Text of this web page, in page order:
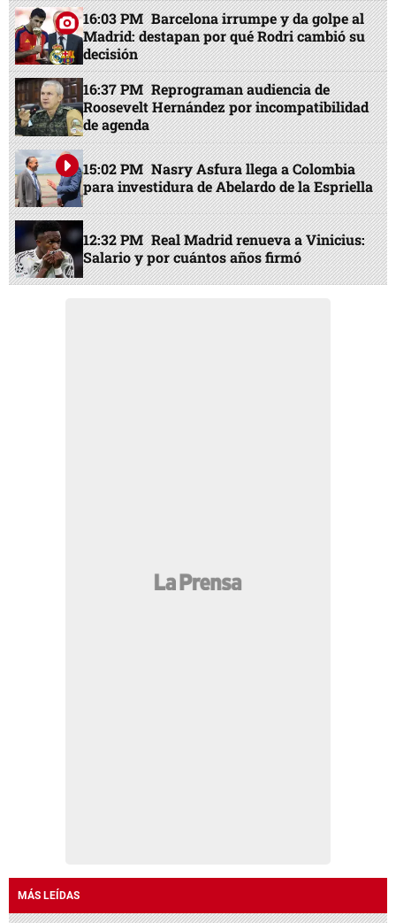
16:03 PM Barcelona irrumpe y da golpe al
Madrid: destapan por qué Rodri cambió su
decisión
16:37 PM Reprograman audiencia de
Roosevelt Hernández por incompatibilidad
de agenda
15:02 PM Nasry Asfura llega a Colombia
para investidura de Abelardo de la Espriella
12:32 PM Real Madrid renueva a Vinicius:
Salario y por cuántos años firmó
MÁS LEÍDAS